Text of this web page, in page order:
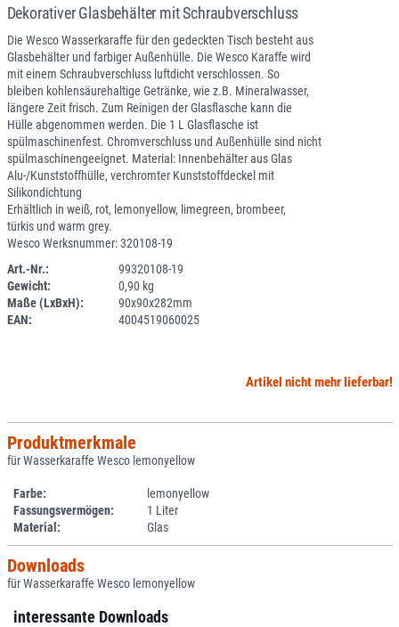
Dekorativer Glasbehälter mit Schraubverschluss
Die Wesco Wasserkaraffe für den gedeckten Tisch besteht aus
Glasbehälter und farbiger Außenhülle. Die Wesco Karaffe wird
mit einem Schraubverschluss luftdicht verschlossen. So
bleiben kohlensäurehaltige Getränke, wie z.B. Mineralwasser,
längere Zeit frisch. Zum Reinigen der Glasflasche kann die
Hülle abgenommen werden. Die 1 L Glasflasche ist
spülmaschinenfest. Chromverschluss und Außenhülle sind nicht
spülmaschinengeeignet. Material: Innenbehälter aus Glas
Alu-/Kunststoffhülle, verchromter Kunststoffdeckel mit
Silikondichtung
Erhältlich in weiß, rot, lemonyellow, limegreen, brombeer,
türkis und warm grey.
Wesco Werksnummer: 320108-19
Art.-Nr.:
99320108-19
Gewicht:
0,90 kg
Maße (LxBxH):
90x90x282mm
EAN:
4004519060025
Artikel nicht mehr lieferbar!
Produktmerkmale
für Wasserkaraffe Wesco lemonyellow
Farbe:
lemonyellow
Fassungsvermögen:
1 Liter
Material:
Glas
Downloads
für Wasserkaraffe Wesco lemonyellow
interessante Downloads